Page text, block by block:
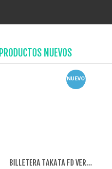
PRODUCTOS NUEVOS
NUEVO
BILLETERA TAKATA FD VERDE